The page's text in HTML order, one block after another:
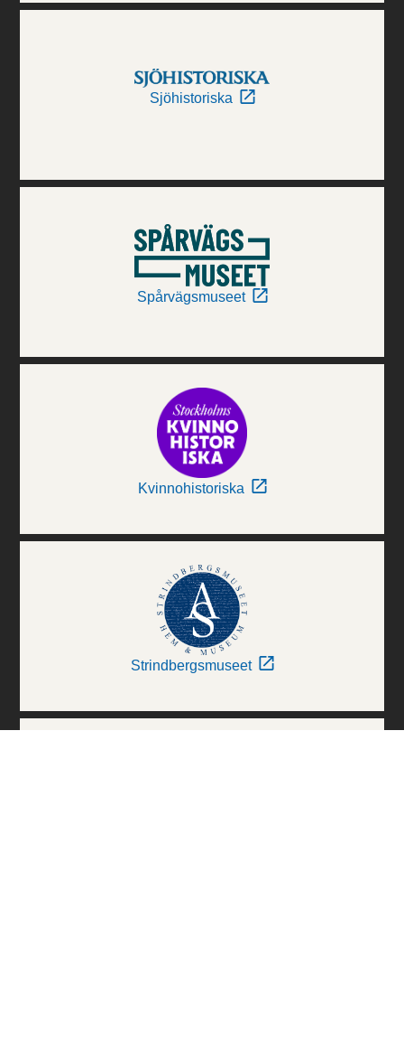
Sjöhistoriska
Spårvägsmuseet
Kvinnohistoriska
Strindbergsmuseet